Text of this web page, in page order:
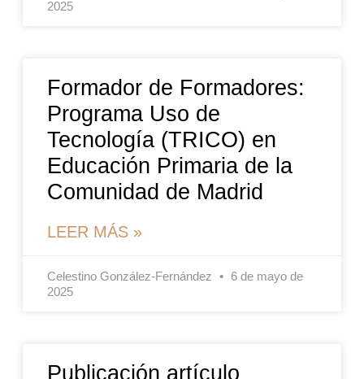
2025
Formador de Formadores:
Programa Uso de
Tecnología (TRICO) en
Educación Primaria de la
Comunidad de Madrid
LEER MÁS »
Celestino González-Fernández
6 de mayo de
2025
Publicación artículo